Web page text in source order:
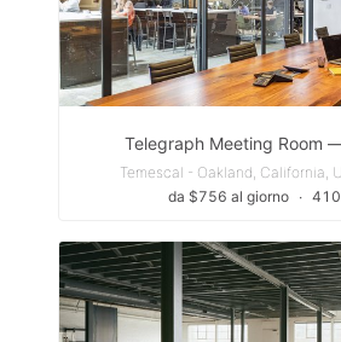
Telegraph Meeting Room
Temescal - Oakland, California,
da $756 al giorno ∙